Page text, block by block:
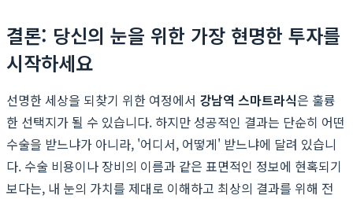
결론: 당신의 눈을 위한 가장 현명한 투자를
시작하세요
선명한 세상을 되찾기 위한 여정에서 강남역 스마트라식은 훌륭
한 선택지가 될 수 있습니다. 하지만 성공적인 결과는 단순히 어떤
수술을 받느냐가 아니라, '어디서, 어떻게' 받느냐에 달려 있습니
다. 수술 비용이나 장비의 이름과 같은 표면적인 정보에 현혹되기
보다는, 내 눈의 가치를 제대로 이해하고 최상의 결과를 위해 전